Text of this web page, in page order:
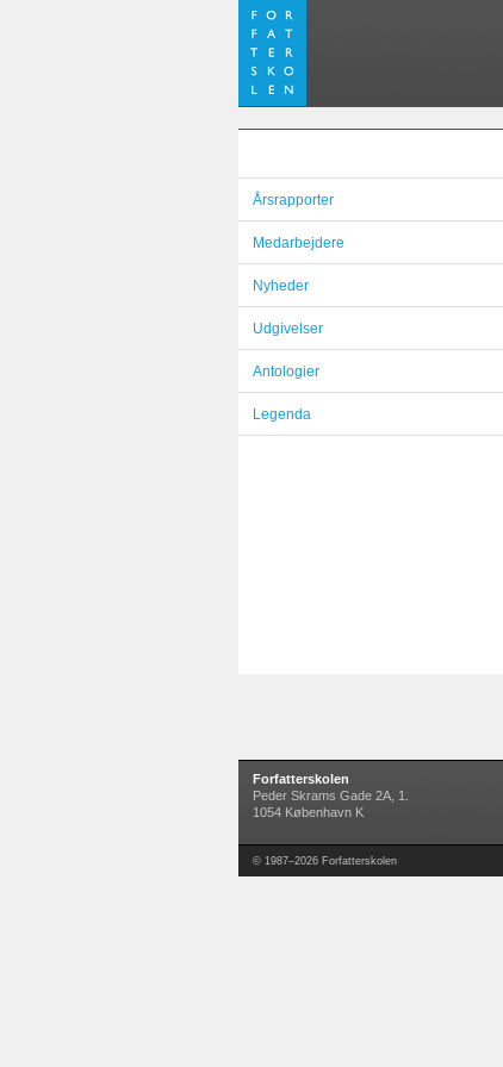
Årsrapporter
Medarbejdere
Nyheder
Udgivelser
Antologier
Legenda
Forfatterskolen
Peder Skrams Gade 2A, 1.
1054 København K
© 1987–2026 Forfatterskolen